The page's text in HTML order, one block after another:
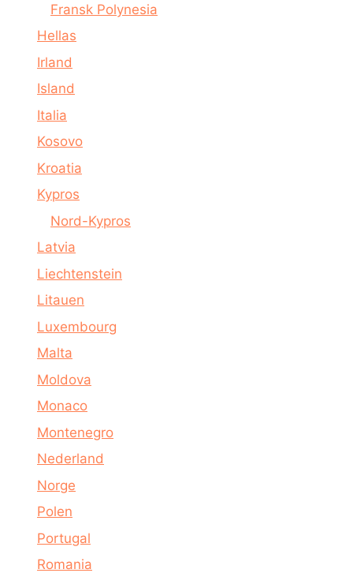
Fransk Polynesia
Hellas
Irland
Island
Italia
Kosovo
Kroatia
Kypros
Nord-Kypros
Latvia
Liechtenstein
Litauen
Luxembourg
Malta
Moldova
Monaco
Montenegro
Nederland
Norge
Polen
Portugal
Romania